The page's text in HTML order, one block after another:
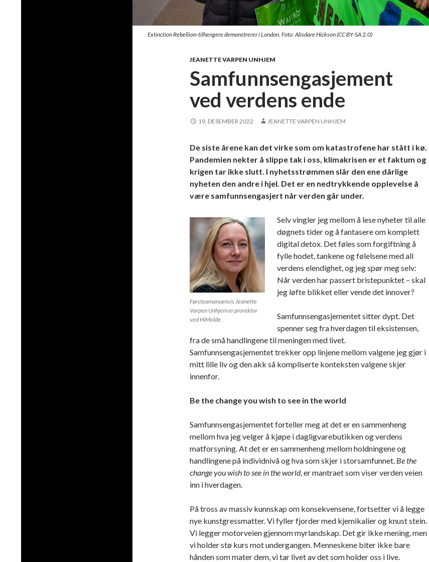
Extinction Rebellion-tilhengere demonstrerer i London. Foto: Alisdare Hickson (CC BY-SA 2.0)
JEANETTE VARPEN UNHJEM
Samfunnsengasjement
ved verdens ende
19. DESEMBER 2022 JEANETTE VARPEN UNHJEM
De siste årene kan det virke som om katastrofene har stått i kø.
Pandemien nekter å slippe tak i oss, klimakrisen er et faktum og
krigen tar ikke slutt. I nyhetsstrømmen slår den ene dårlige
nyheten den andre i hjel. Det er en nedtrykkende opplevelse å
være samfunnsengasjert når verden går under.
Førsteamanuensis Jeanette
Varpen Unhjem er prorektor
ved HiMolde.
Selv vingler jeg mellom å lese nyheter til alle
døgnets tider og å fantasere om komplett
digital detox. Det føles som forgiftning å
fylle hodet, tankene og følelsene med all
verdens elendighet, og jeg spør meg selv:
Når verden har passert bristepunktet – skal
jeg løfte blikket eller vende det innover?
Samfunnsengasjementet sitter dypt. Det
spenner seg fra hverdagen til eksistensen,
fra de små handlingene til meningen med livet.
Samfunnsengasjementet trekker opp linjene mellom valgene jeg gjør i
mitt lille liv og den akk så kompliserte konteksten valgene skjer
innenfor.
Be the change you wish to see in the world
Samfunnsengasjementet forteller meg at det er en sammenheng
mellom hva jeg velger å kjøpe i dagligvarebutikken og verdens
matforsyning. At det er en sammenheng mellom holdningene og
handlingene på individnivå og hva som skjer i storsamfunnet. Be the
change you wish to see in the world, er mantraet som viser verden veien
inn i hverdagen.
På tross av massiv kunnskap om konsekvensene, fortsetter vi å legge
nye kunstgressmatter. Vi fyller fjorder med kjemikalier og knust stein.
Vi legger motorveien gjennom myrlandskap. Det gir ikke mening, men
vi holder stø kurs mot undergangen. Menneskene biter ikke bare
hånden som mater dem, vi tar livet av det som holder oss i live.